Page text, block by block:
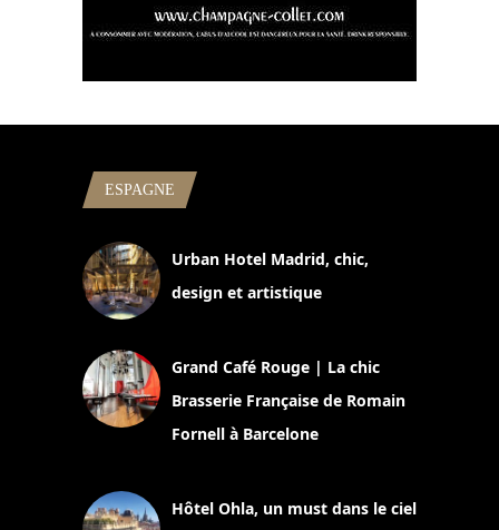
ESPAGNE
Urban Hotel Madrid, chic,
design et artistique
Grand Café Rouge | La chic
Brasserie Française de Romain
Fornell à Barcelone
Hôtel Ohla, un must dans le ciel